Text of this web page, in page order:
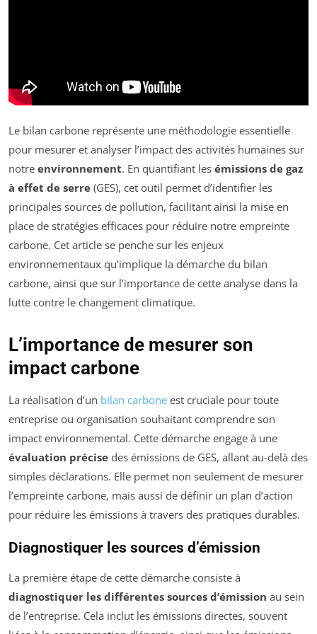
Le bilan carbone représente une méthodologie essentielle
pour mesurer et analyser l’impact des activités humaines sur
notre environnement. En quantifiant les émissions de gaz
à effet de serre (GES), cet outil permet d’identifier les
principales sources de pollution, facilitant ainsi la mise en
place de stratégies efficaces pour réduire notre empreinte
carbone. Cet article se penche sur les enjeux
environnementaux qu’implique la démarche du bilan
carbone, ainsi que sur l’importance de cette analyse dans la
lutte contre le changement climatique.
L’importance de mesurer son
impact carbone
La réalisation d’un bilan carbone est cruciale pour toute
entreprise ou organisation souhaitant comprendre son
impact environnemental. Cette démarche engage à une
évaluation précise des émissions de GES, allant au-delà des
simples déclarations. Elle permet non seulement de mesurer
l’empreinte carbone, mais aussi de définir un plan d’action
pour réduire les émissions à travers des pratiques durables.
Diagnostiquer les sources d’émission
La première étape de cette démarche consiste à
diagnostiquer les différentes sources d’émission au sein
de l’entreprise. Cela inclut les émissions directes, souvent